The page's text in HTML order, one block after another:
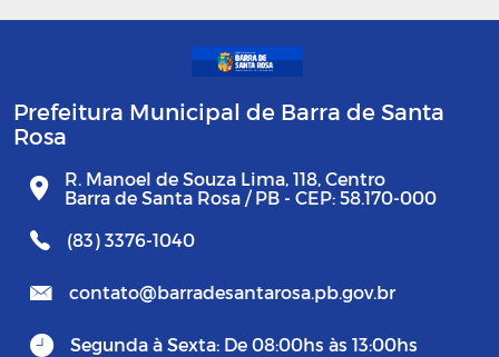
Prefeitura Municipal de Barra de Santa
Rosa
R. Manoel de Souza Lima, 118, Centro
Barra de Santa Rosa / PB - CEP: 58.170-000
(83) 3376-1040
contato@barradesantarosa.pb.gov.br
Segunda à Sexta: De 08:00hs às 13:00hs